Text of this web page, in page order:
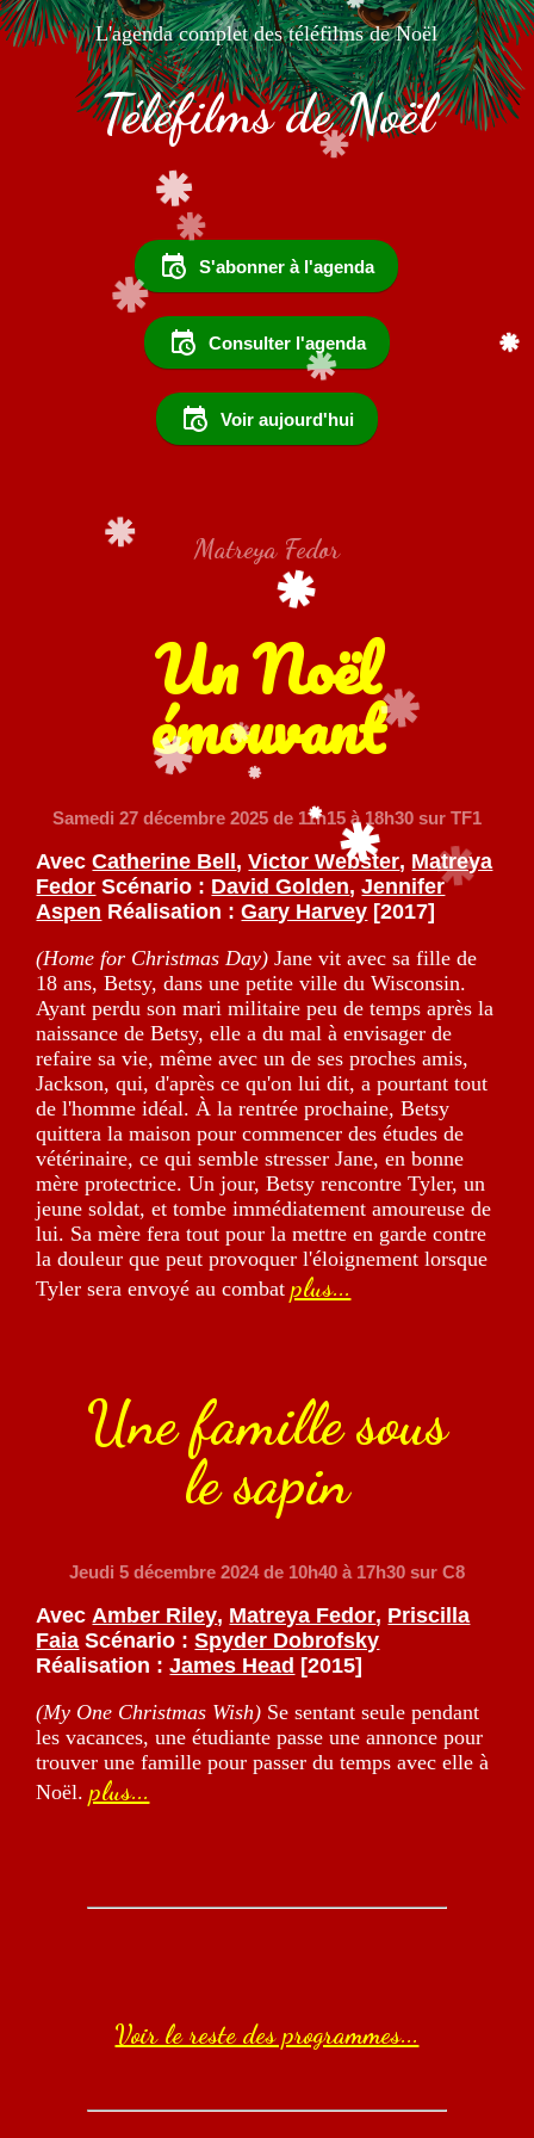
L'agenda complet des téléfilms de Noël
Téléfilms de Noël
S'abonner à l'agenda
Consulter l'agenda
Voir aujourd'hui
Matreya Fedor
Un Noël
émouvant
Samedi 27 décembre 2025de 11h15 à 18h30 sur TF1
AvecCatherine Bell ,Victor Webster, Matreya
Fedor Scénario : David Golden,Jennifer
Aspen Réalisation :Gary Harvey [2017]
(Home for Christmas Day) Jane vit avec sa fille de
18 ans, Betsy, dans une petite ville du Wisconsin.
Ayant perdu son mari militaire peu de temps après la
naissance de Betsy, elle a du mal à envisager de
refaire sa vie, même avec un de ses proches amis,
Jackson, qui, d'après ce qu'on lui dit, a pourtant tout
de l'homme idéal. À la rentrée prochaine, Betsy
quittera la maison pour commencer des études de
vétérinaire, ce qui semble stresser Jane, en bonne
mère protectrice. Un jour, Betsy rencontre Tyler, un
jeune soldat, et tombe immédiatement amoureuse de
lui. Sa mère fera tout pour la mettre en garde contre
la douleur que peut provoquer l'éloignement lorsque
Tyler sera envoyé au combatplus...
Une famille sous
le sapin
Jeudi 5 décembre 2024de 10h40 à 17h30 sur C8
AvecAmber Riley, Matreya Fedor, Priscilla
Faia Scénario :Spyder Dobrofsky
Réalisation :James Head [2015]
(My One Christmas Wish) Se sentant seule pendant
les vacances, une étudiante passe une annonce pour
trouver une famille pour passer du temps avec elle à
Noël.plus...
Voir le reste des programmes...